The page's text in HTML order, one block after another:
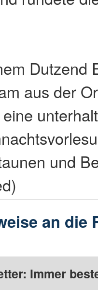
Dutzend
aus der
und
an die
Immer